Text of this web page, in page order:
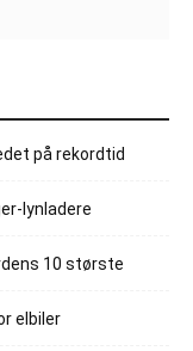
på rekordtid
lynladere
10 største
elbiler